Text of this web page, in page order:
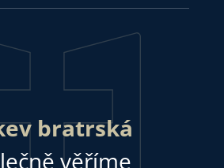
bratrská
věříme